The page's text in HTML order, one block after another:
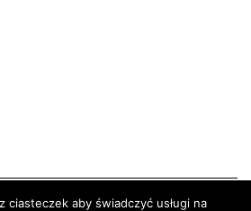
ciasteczek aby świadczyć usługi na